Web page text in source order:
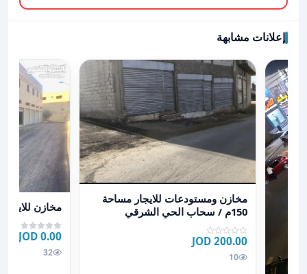
إعلانات مشابهة
عرض تفاصيل مخازن ومستودعات للايجار مساحة 150م / سحاب الحي الشرقي
مخازن ومستودعات للايجار مساحة
150م / سحاب الحي الشرقي
200.00 JOD
10
عرض تفاصيل
مخازن للايجار
0.00 JOD
32